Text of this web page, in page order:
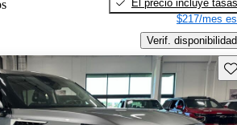
El precio incluye tasas
$217/mes
Verif. disponibilidad